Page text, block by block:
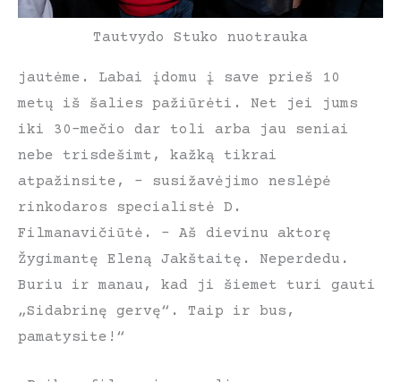
Tautvydo Stuko nuotrauka
jautėme. Labai įdomu į save prieš 10
metų iš šalies pažiūrėti. Net jei jums
iki 30-mečio dar toli arba jau seniai
nebe trisdešimt, kažką tikrai
atpažinsite, – susižavėjimo neslėpė
rinkodaros specialistė D.
Filmanavičiūtė. – Aš dievinu aktorę
Žygimantę Eleną Jakštaitę. Neperdedu.
Buriu ir manau, kad ji šiemet turi gauti
„Sidabrinę gervę“. Taip ir bus,
pamatysite!“